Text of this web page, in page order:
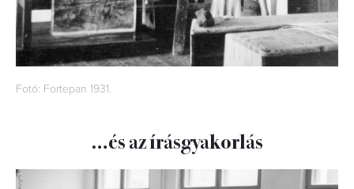
Fotó: Fortepan 1931.
…és az írásgyakorlás